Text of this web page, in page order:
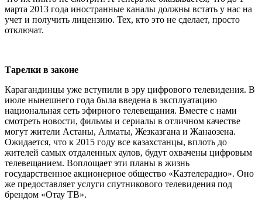
марта 2013 года иностранные каналы должны встать у нас на
учет и получить лицензию. Тех, кто это не сделает, просто
отключат.
Тарелки в законе
Карагандинцы уже вступили в эру цифрового телевидения. В
июле нынешнего года была введена в эксплуатацию
национальная сеть эфирного телевещания. Вместе с нами
смотреть новости, фильмы и сериалы в отличном качестве
могут жители Астаны, Алматы, Жезказгана и Жанаозена.
Ожидается, что к 2015 году все казахстанцы, вплоть до
жителей самых отдаленных аулов, будут охвачены цифровым
телевещанием. Воплощает эти планы в жизнь
государственное акционерное общество «Казтелерадио». Оно
же предоставляет услуги спутникового телевидения под
брендом «Отау ТВ».